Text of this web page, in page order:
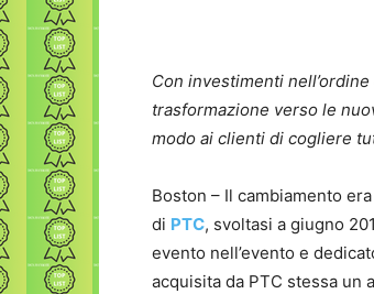
Con investimenti
trasformazione verso le
modo ai clienti di cogliere
Boston – Il cambiamento
di PTC, svoltasi a giugno
evento nell’evento e
acquisita da PTC stessa un